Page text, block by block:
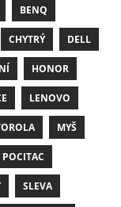
BENQ
CHYTRÝ DELL
HONOR
LENOVO
MYŠ
POCITAC
SLEVA